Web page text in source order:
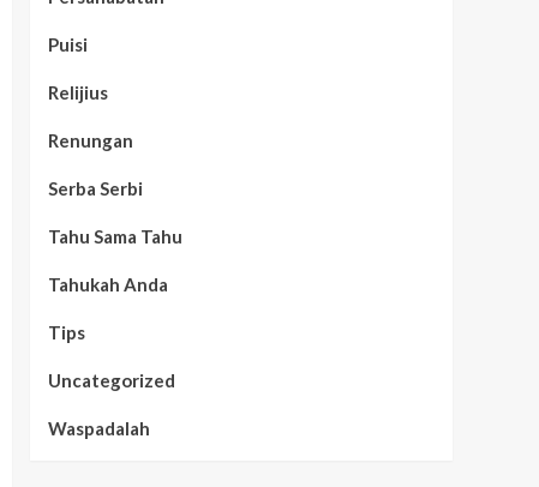
Puisi
Relijius
Renungan
Serba Serbi
Tahu Sama Tahu
Tahukah Anda
Tips
Uncategorized
Waspadalah